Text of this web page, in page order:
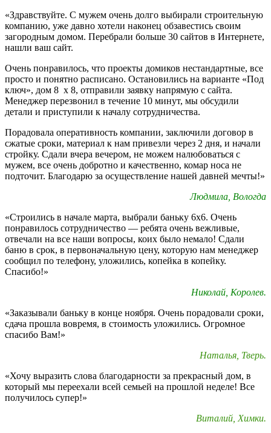
«Здравствуйте. С мужем очень долго выбирали строительную
компанию, уже давно хотели наконец обзавестись своим
загородным домом. Перебрали больше 30 сайтов в Интернете,
нашли ваш сайт.
Очень понравилось, что проекты домиков нестандартные, все
просто и понятно расписано. Остановились на варианте «Под
ключ», дом 8 х 8, отправили заявку напрямую с сайта.
Менеджер перезвонил в течение 10 минут, мы обсудили
детали и приступили к началу сотрудничества.
Порадовала оперативность компании, заключили договор в
сжатые сроки, материал к нам привезли через 2 дня, и начали
стройку. Сдали вчера вечером, не можем налюбоваться с
мужем, все очень добротно и качественно, комар носа не
подточит. Благодарю за осуществление нашей давней мечты!»
Людмила, Вологда
«Строились в начале марта, выбрали баньку 6х6. Очень
понравилось сотрудничество — ребята очень вежливые,
отвечали на все наши вопросы, коих было немало! Сдали
баню в срок, в первоначальную цену, которую нам менеджер
сообщил по телефону, уложились, копейка в копейку.
Спасибо!»
Николай, Королев.
«Заказывали баньку в конце ноября. Очень порадовали сроки,
сдача прошла вовремя, в стоимость уложились. Огромное
спасибо Вам!»
Наталья, Тверь.
«Хочу выразить слова благодарности за прекрасный дом, в
который мы переехали всей семьей на прошлой неделе! Все
получилось супер!»
Виталий, Химки.